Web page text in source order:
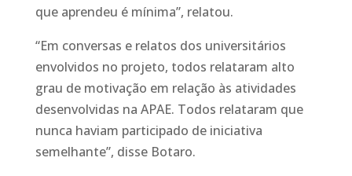
que aprendeu é mínima”, relatou.
“Em conversas e relatos dos universitários
envolvidos no projeto, todos relataram alto
grau de motivação em relação às atividades
desenvolvidas na APAE. Todos relataram que
nunca haviam participado de iniciativa
semelhante”, disse Botaro.